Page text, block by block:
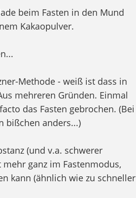
beim Fasten in den Mund
Kakaopulver.
Methode - weiß ist dass in
mehreren Gründen. Einmal
das Fasten gebrochen. (Bei
bißchen anders...)
(und v.a. schwerer
ganz im Fastenmodus,
kann (ähnlich wie zu schneller